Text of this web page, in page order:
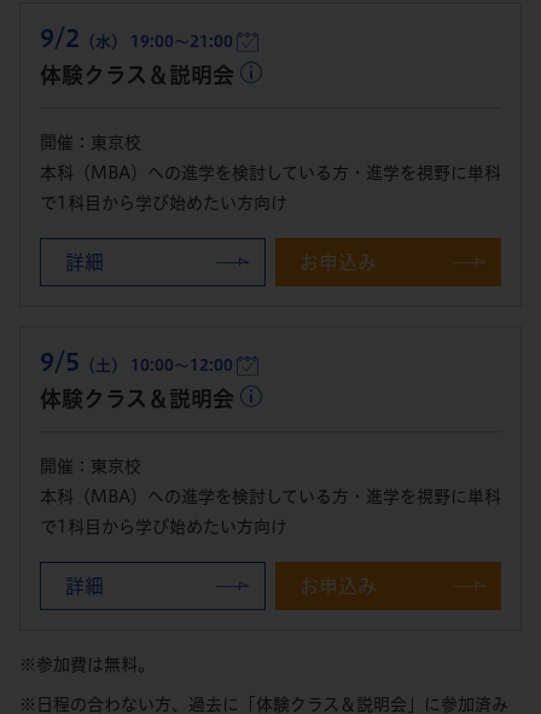
9/2 （水） 19:00～21:00
体験クラス＆説明会
開催：東京校
本科（MBA）への進学を検討している方・進学を視野に単科
で1科目から学び始めたい方向け
詳細 お申込み
9/5 （土） 10:00～12:00
体験クラス＆説明会
開催：東京校
本科（MBA）への進学を検討している方・進学を視野に単科
で1科目から学び始めたい方向け
詳細 お申込み
※参加費は無料。
※日程の合わない方、過去に「体験クラス＆説明会」に参加済み